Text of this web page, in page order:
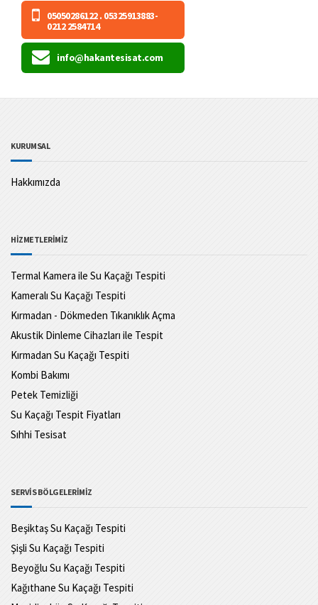
05050286122 . 05325913883-
0212 2584714
info@hakantesisat.com
KURUMSAL
Hakkımızda
HİZMETLERİMİZ
Termal Kamera ile Su Kaçağı Tespiti
Kameralı Su Kaçağı Tespiti
Kırmadan - Dökmeden Tıkanıklık Açma
Akustik Dinleme Cihazları ile Tespit
Kırmadan Su Kaçağı Tespiti
Kombi Bakımı
Petek Temizliği
Su Kaçağı Tespit Fiyatları
Sıhhi Tesisat
SERVİS BÖLGELERİMİZ
Beşiktaş Su Kaçağı Tespiti
Şişli Su Kaçağı Tespiti
Beyoğlu Su Kaçağı Tespiti
Kağıthane Su Kaçağı Tespiti